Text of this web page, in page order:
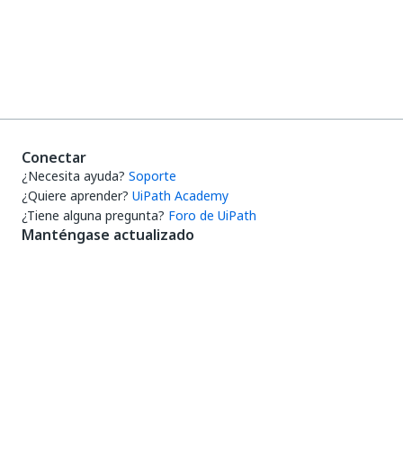
Conectar
¿Necesita ayuda? Soporte
¿Quiere aprender? UiPath Academy
¿Tiene alguna pregunta? Foro de UiPath
Manténgase actualizado